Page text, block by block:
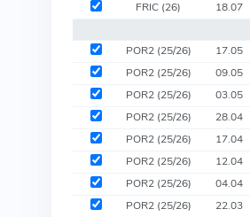
FRIC (26) 18.07
POR2 (25/26) 17.05
POR2 (25/26) 09.05
POR2 (25/26) 03.05
POR2 (25/26) 28.04
POR2 (25/26) 17.04
POR2 (25/26) 12.04
POR2 (25/26) 04.04
POR2 (25/26) 22.03